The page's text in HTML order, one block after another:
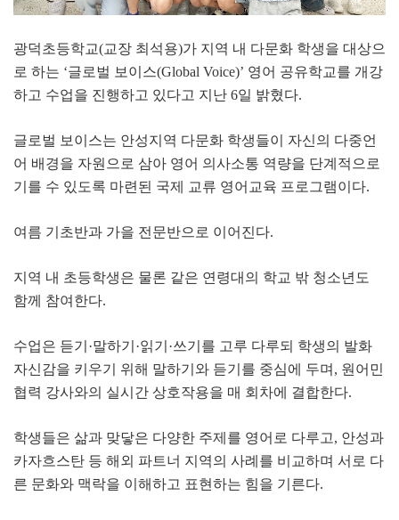
광덕초등학교(교장 최석용)가 지역 내 다문화 학생을 대상으
로 하는 ‘글로벌 보이스(Global Voice)’ 영어 공유학교를 개강
하고 수업을 진행하고 있다고 지난 6일 밝혔다.
글로벌 보이스는 안성지역 다문화 학생들이 자신의 다중언
어 배경을 자원으로 삼아 영어 의사소통 역량을 단계적으로
기를 수 있도록 마련된 국제 교류 영어교육 프로그램이다.
여름 기초반과 가을 전문반으로 이어진다.
지역 내 초등학생은 물론 같은 연령대의 학교 밖 청소년도
함께 참여한다.
수업은 듣기 ·말하기 ·읽기 ·쓰기를 고루 다루되 학생의 발화
자신감을 키우기 위해 말하기와 듣기를 중심에 두며 , 원어민
협력 강사와의 실시간 상호작용을 매 회차에 결합한다.
학생들은 삶과 맞닿은 다양한 주제를 영어로 다루고, 안성과
카자흐스탄 등 해외 파트너 지역의 사례를 비교하며 서로 다
른 문화와 맥락을 이해하고 표현하는 힘을 기른다.